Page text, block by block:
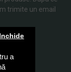
a
Inchide
trimite un email